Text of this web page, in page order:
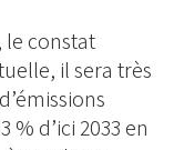
le constat
il sera très
% d’ici 2033 en